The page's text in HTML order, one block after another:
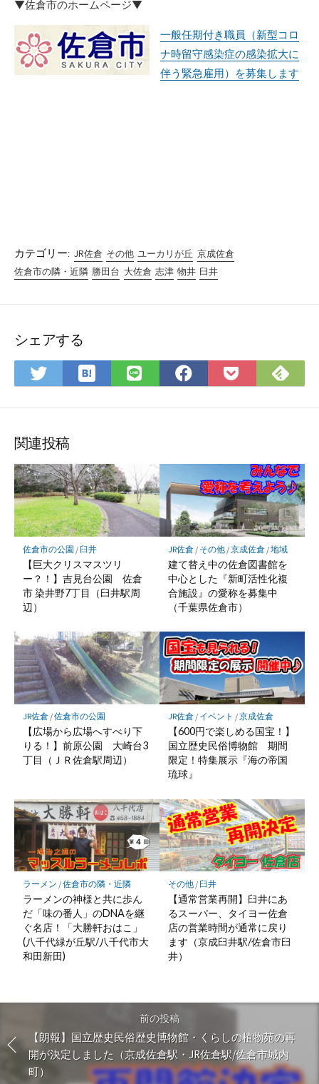
▼佐倉市のホームページ▼
一般任期付き職員（新型コロ
ナ時留守感染症の感染拡大に
伴う緊急雇用）を募集します
カテゴリー: JR佐倉 その他 ユーカリが丘 京成佐倉
佐倉市の隣・近隣 勝田台 大佐倉 志津 物井 臼井
シェアする
w
t
r
で
シ
ェ
ア
て
ク
マ
ー
ク
に
保
存
I
ェ
ア
a
o
k
で
シ
ェ
ア
o
に
保
存
e
y
で
購
読
関連投稿
佐倉市の公園 / 臼井
【巨大クリスマスツリ
ー？！】吉見台公園 佐倉
市 染井野7丁目（臼井駅周
辺）
JR佐倉/ その他/京成佐倉/地域
建て替え中の佐倉図書館を
中心とした『新町活性化複
合施設』の愛称を募集中
（千葉県佐倉市）
JR佐倉/佐倉市の公園
【広場から広場へすべり下
りる！】前原公園 大崎台3
丁目（ＪＲ佐倉駅周辺）
JR佐倉/ イベント /京成佐倉
【600円で楽しめる国宝！】
国立歴史民俗博物館 期間
限定！特集展示『海の帝国
琉球』
ラーメン /佐倉市の隣・近隣
ラーメンの神様と共に歩ん
だ「味の番人」のDNAを継
ぐ名店！「大勝軒おはこ」
(八千代緑が丘駅/八千代市大
和田新田)
その他/ 臼井
【通常営業再開】臼井にあ
るスーパー、タイヨー佐倉
店の営業時間が通常に戻り
ます（京成臼井駅/佐倉市臼
井）
前の投稿
【朗報】国立歴史民俗歴史博物館・くらしの植物苑の再
開が決定しました（京成佐倉駅・JR佐倉駅/佐倉市城内
町）